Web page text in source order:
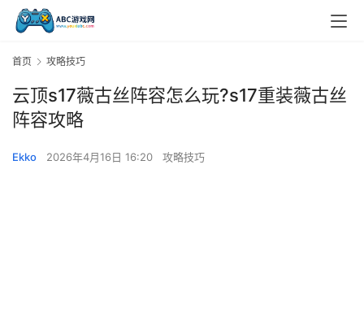
首页 攻略技巧
云顶s17薇古丝阵容怎么玩?s17重装薇古丝
阵容攻略
Ekko 2026年4月16日 16:20 攻略技巧